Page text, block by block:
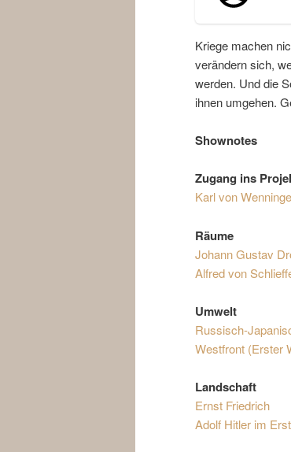
Kriege machen
verändern sich,
werden. Und die
ihnen umgehen.
Shownotes
Zugang ins
Karl von
Räume
Johann Gustav
Alfred von
Umwelt
Russisch-
Westfront (Erster
Landschaft
Ernst Friedrich
Adolf Hitler im